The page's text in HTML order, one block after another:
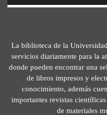
La biblioteca de la
servicios diariamente para la
donde pueden encontrar una
de libros impresos y
conocimiento, además
importantes revistas
de materiales